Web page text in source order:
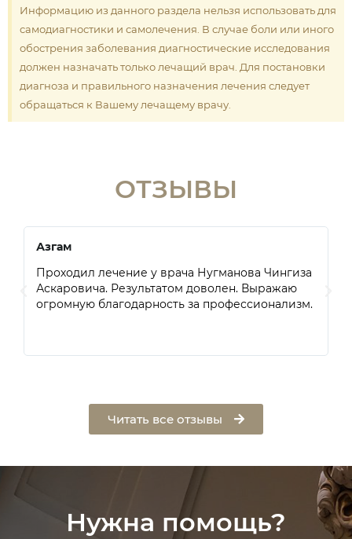
Информацию из данного раздела нельзя использовать для
самодиагностики и самолечения. В случае боли или иного
обострения заболевания диагностические исследования
должен назначать только лечащий врач. Для постановки
диагноза и правильного назначения лечения следует
обращаться к Вашему лечащему врачу.
ОТЗЫВЫ
Азгам
Проходил лечение у врача Нугманова Чингиза
Аскаровича. Результатом доволен. Выражаю
огромную благодарность за профессионализм.
Читать все отзывы
Нужна помощь?